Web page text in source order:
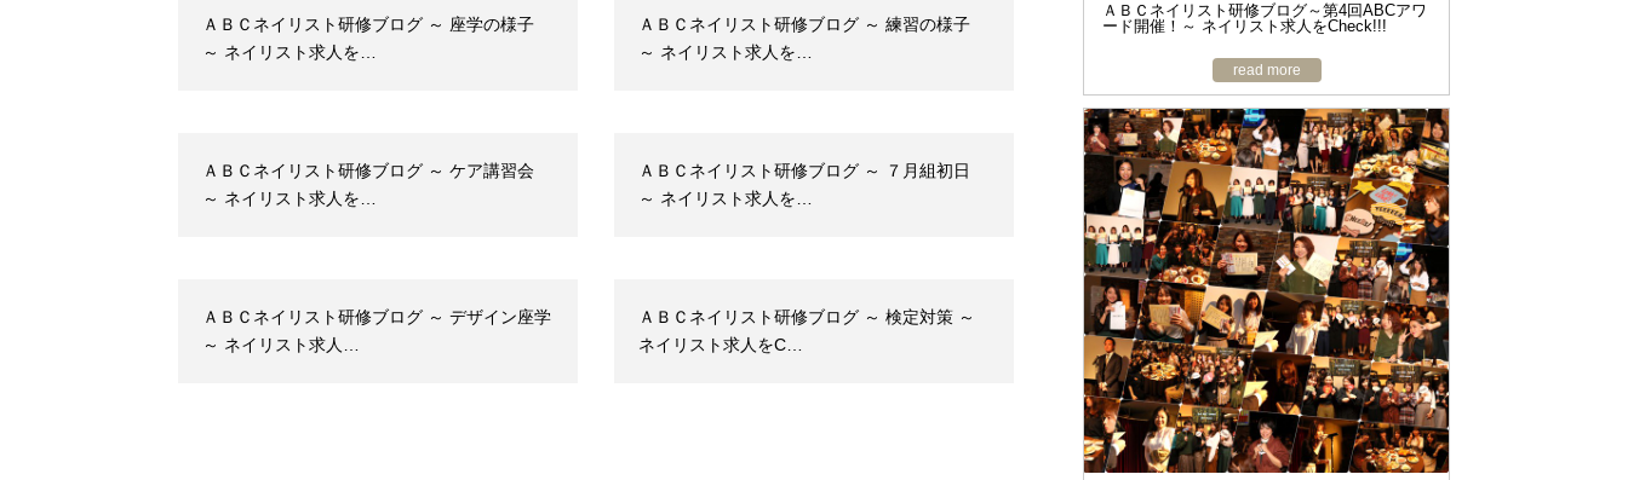
ＡＢＣネイリスト研修ブログ ～ 座学の様子
～ ネイリスト求人を…
ＡＢＣネイリスト研修ブログ ～ 練習の様子
～ ネイリスト求人を…
ＡＢＣネイリスト研修ブログ ～ ケア講習会
～ ネイリスト求人を…
ＡＢＣネイリスト研修ブログ ～ ７月組初日
～ ネイリスト求人を…
ＡＢＣネイリスト研修ブログ ～ デザイン座学
～ ネイリスト求人…
ＡＢＣネイリスト研修ブログ ～ 検定対策 ～
ネイリスト求人をC…
ＡＢＣネイリスト研修ブログ～第4回ABCアワ
ード開催！～ ネイリスト求人をCheck!!!
read more